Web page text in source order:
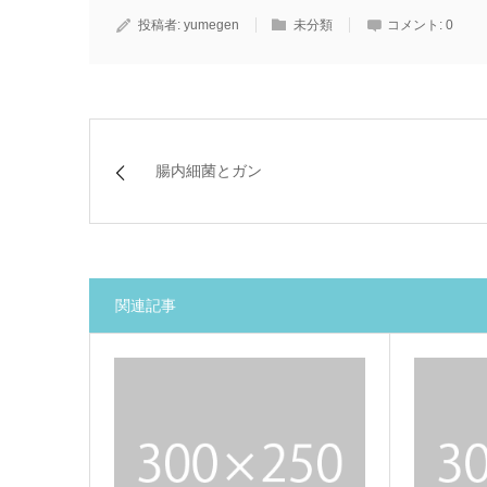
投稿者: yumegen 未分類 コメント: 0
腸内細菌とガン
関連記事